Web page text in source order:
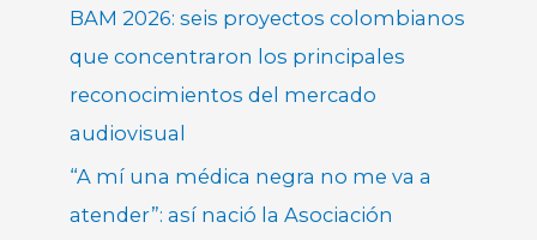
BAM 2026: seis proyectos colombianos
que concentraron los principales
reconocimientos del mercado
audiovisual
“A mí una médica negra no me va a
atender”: así nació la Asociación